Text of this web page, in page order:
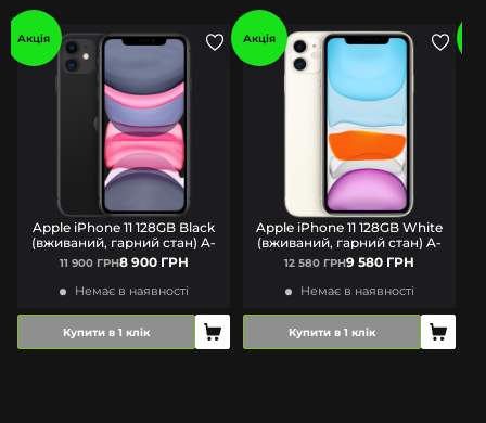
Акція
Apple iPhone 11 128GB Black
(вживаний, гарний стан) A-
11 900 ГРН8 900 ГРН
Немає в наявності
Купити в 1 клік
Акція
Apple iPhone 11 128GB White
(вживаний, гарний стан) A-
12 580 ГРН9 580 ГРН
Немає в наявності
Купити в 1 клік